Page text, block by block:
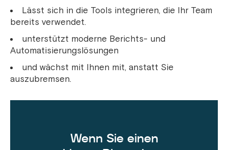
Lässt sich in die Tools integrieren, die Ihr Team
bereits verwendet.
unterstützt moderne Berichts- und
Automatisierungslösungen
und wächst mit Ihnen mit, anstatt Sie
auszubremsen.
Wenn Sie einen